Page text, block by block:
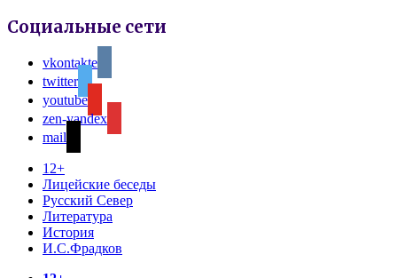
Социальные сети
vkontakte
twitter
youtube
zen-yandex
mail
12+
Лицейские беседы
Русский Север
Литература
История
И.С.Фрадков